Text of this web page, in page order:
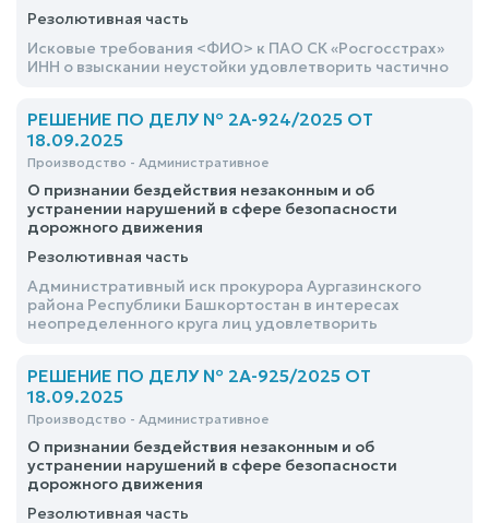
Резолютивная часть
Исковые требования <ФИО> к ПАО СК «Росгосстрах»
ИНН о взыскании неустойки удовлетворить частично
РЕШЕНИЕ ПО ДЕЛУ № 2А-924/2025 ОТ
18.09.2025
Производство - Административное
О признании бездействия незаконным и об
устранении нарушений в сфере безопасности
дорожного движения
Резолютивная часть
Административный иск прокурора Аургазинского
района Республики Башкортостан в интересах
неопределенного круга лиц удовлетворить
РЕШЕНИЕ ПО ДЕЛУ № 2А-925/2025 ОТ
18.09.2025
Производство - Административное
О признании бездействия незаконным и об
устранении нарушений в сфере безопасности
дорожного движения
Резолютивная часть